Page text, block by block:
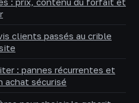
clients passés au crible
: pannes récurrentes et
achat sécurisé